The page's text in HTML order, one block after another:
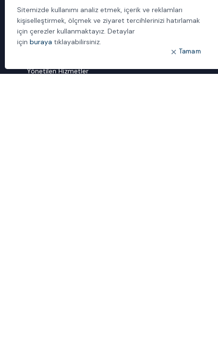
Bulut Dönüşümü
Dijital Sözlük
ideal IDM
Yönetilen Hizmetler
Sitemizde kullanımı analiz etmek, içerik ve reklamları
kişiselleştirmek, ölçmek ve ziyaret tercihlerinizi hatırlamak
için çerezler kullanmaktayız. Detaylar
için buraya tıklayabilirsiniz.
Tamam